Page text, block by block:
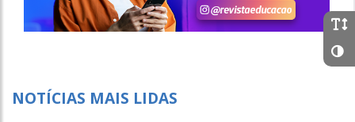
NOTÍCIAS MAIS LIDAS